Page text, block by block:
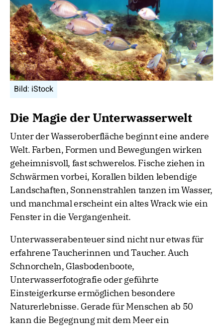
Bild: iStock
Die Magie der Unterwasserwelt
Unter der Wasseroberfläche beginnt eine andere
Welt. Farben, Formen und Bewegungen wirken
geheimnisvoll, fast schwerelos. Fische ziehen in
Schwärmen vorbei, Korallen bilden lebendige
Landschaften, Sonnenstrahlen tanzen im Wasser,
und manchmal erscheint ein altes Wrack wie ein
Fenster in die Vergangenheit.
Unterwasserabenteuer sind nicht nur etwas für
erfahrene Taucherinnen und Taucher. Auch
Schnorcheln, Glasbodenboote,
Unterwasserfotografie oder geführte
Einsteigerkurse ermöglichen besondere
Naturerlebnisse. Gerade für Menschen ab 50
kann die Begegnung mit dem Meer ein